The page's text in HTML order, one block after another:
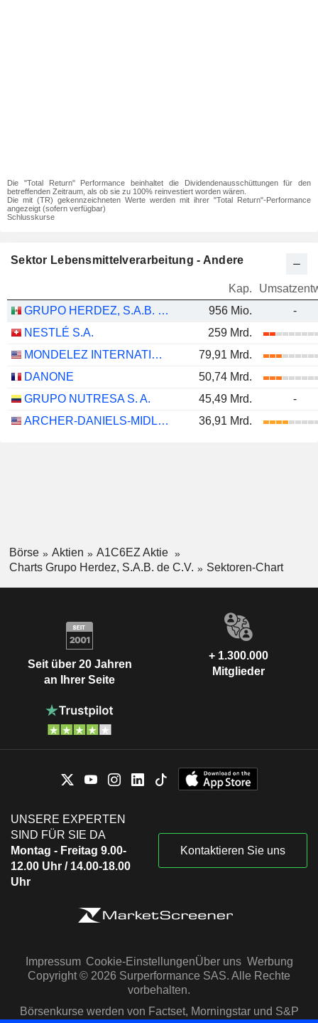
Die "Total Return" Performance beinhaltet die Dividendenausschüttungen für den
betreffenden Zeitraum, als ob sie zu 100% reinvestiert worden wären.
Die mit (TR) gekennzeichneten Werte werden mit ihrer "Total Return"-Performance
angezeigt (sofern verfügbar)
Schlusskurse
Sektor Lebensmittelverarbeitung - Andere
Kap.
GRUPO HERDEZ, S.A.B. DE C.V.
956 Mio.
-
NESTLÉ S.A.
259 Mrd.
MONDELEZ INTERNATIONAL, INC.
79,91 Mrd.
DANONE
50,74 Mrd.
GRUPO NUTRESA S. A.
45,49 Mrd.
-
ARCHER-DANIELS-MIDLAND COMPANY
36,91 Mrd.
Börse Aktien
A1C6EZ Aktie
Charts Grupo Herdez, S.A.B. de C.V.
Sektoren-Chart
Seit über 20 Jahren
an Ihrer Seite
+ 1.300.000
Mitglieder
UNSERE EXPERTEN
SIND FÜR SIE DA
Montag - Freitag 9.00-
12.00 Uhr / 14.00-18.00
Uhr
Kontaktieren Sie uns
Impressum Cookie-EinstellungenÜber uns Werbung
Copyright © 2026 Surperformance SAS. Alle Rechte
vorbehalten.
Börsenkurse werden von Factset, Morningstar und S&P